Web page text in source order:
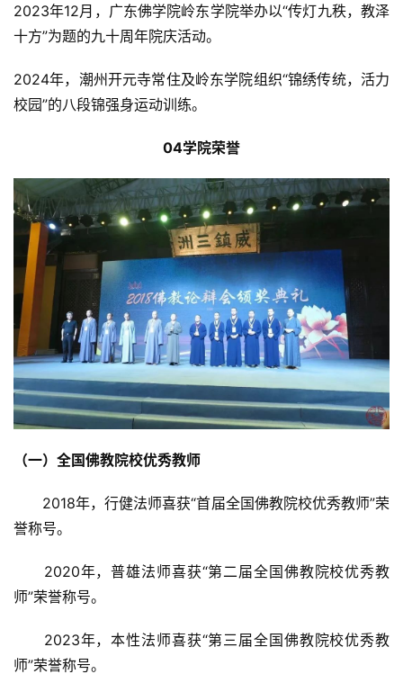
2023年12月，广东佛学院岭东学院举办以“传灯九秩，教泽
十方”为题的九十周年院庆活动。
2024年，潮州开元寺常住及岭东学院组织“锦绣传统，活力
校园”的八段锦强身运动训练。
04学院荣誉
（一）全国佛教院校优秀教师
2018年，行健法师喜获“首届全国佛教院校优秀教师”荣
誉称号。
2020年，普雄法师喜获“第二届全国佛教院校优秀教
师”荣誉称号。
2023年，本性法师喜获“第三届全国佛教院校优秀教
师”荣誉称号。